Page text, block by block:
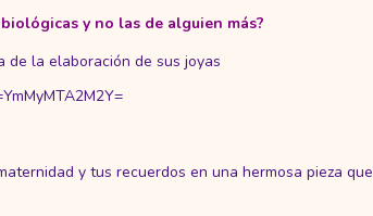
y no las de alguien más?
la elaboración de sus joyas
y tus recuerdos en una hermosa pieza que